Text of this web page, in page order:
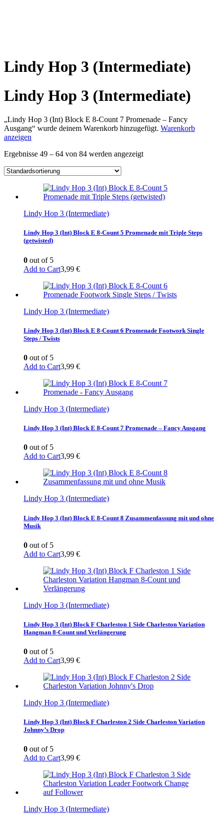
Lindy Hop 3 (Intermediate)
Lindy Hop 3 (Intermediate)
„Lindy Hop 3 (Int) Block E 8-Count 7 Promenade – Fancy
Ausgang“ wurde deinem Warenkorb hinzugefügt. Warenkorb
anzeigen
Ergebnisse 49 – 64 von 84 werden angezeigt
Lindy Hop 3 (Intermediate)
Lindy Hop 3 (Int) Block E 8-Count 5 Promenade mit Triple Steps
(getwisted)
0 out of 5
Add to Cart3,99 €
Lindy Hop 3 (Intermediate)
Lindy Hop 3 (Int) Block E 8-Count 6 Promenade Footwork Single
Steps / Twists
0 out of 5
Add to Cart3,99 €
Lindy Hop 3 (Intermediate)
Lindy Hop 3 (Int) Block E 8-Count 7 Promenade – Fancy Ausgang
0 out of 5
Add to Cart3,99 €
Lindy Hop 3 (Intermediate)
Lindy Hop 3 (Int) Block E 8-Count 8 Zusammenfassung mit und ohne
Musik
0 out of 5
Add to Cart3,99 €
Lindy Hop 3 (Intermediate)
Lindy Hop 3 (Int) Block F Charleston 1 Side Charleston Variation
Hangman 8-Count und Verlängerung
0 out of 5
Add to Cart3,99 €
Lindy Hop 3 (Intermediate)
Lindy Hop 3 (Int) Block F Charleston 2 Side Charleston Variation
Johnny’s Drop
0 out of 5
Add to Cart3,99 €
Lindy Hop 3 (Intermediate)